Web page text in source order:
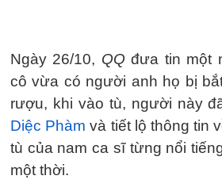
Ngày 26/10, QQđưa tin một
cô vừa có người anh họ bị
rượu, khi vào tù, người này
Diệc Phàm và tiết lộ thông tin
tù của nam ca sĩ từng nổi
một thời.